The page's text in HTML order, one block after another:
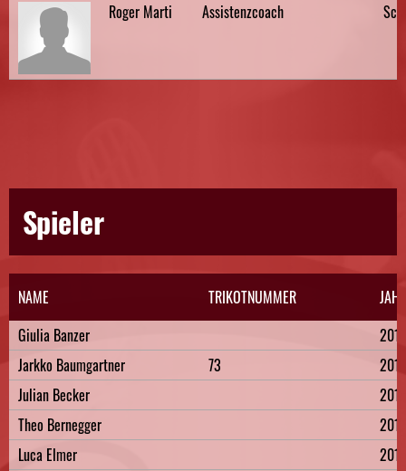
Roger Marti Assistenzcoach
Spieler
NAME TRIKOTNUMMER
Giulia Banzer
2015
Jarkko Baumgartner
73
2016
Julian Becker
2016
Theo Bernegger
2016
Luca Elmer
2016